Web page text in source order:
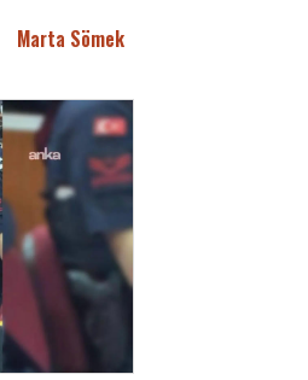
Marta Sömek